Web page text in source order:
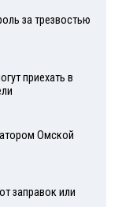
за трезвостью
приехать в
Омской
заправок или